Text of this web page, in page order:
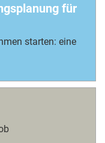
für
starten: eine